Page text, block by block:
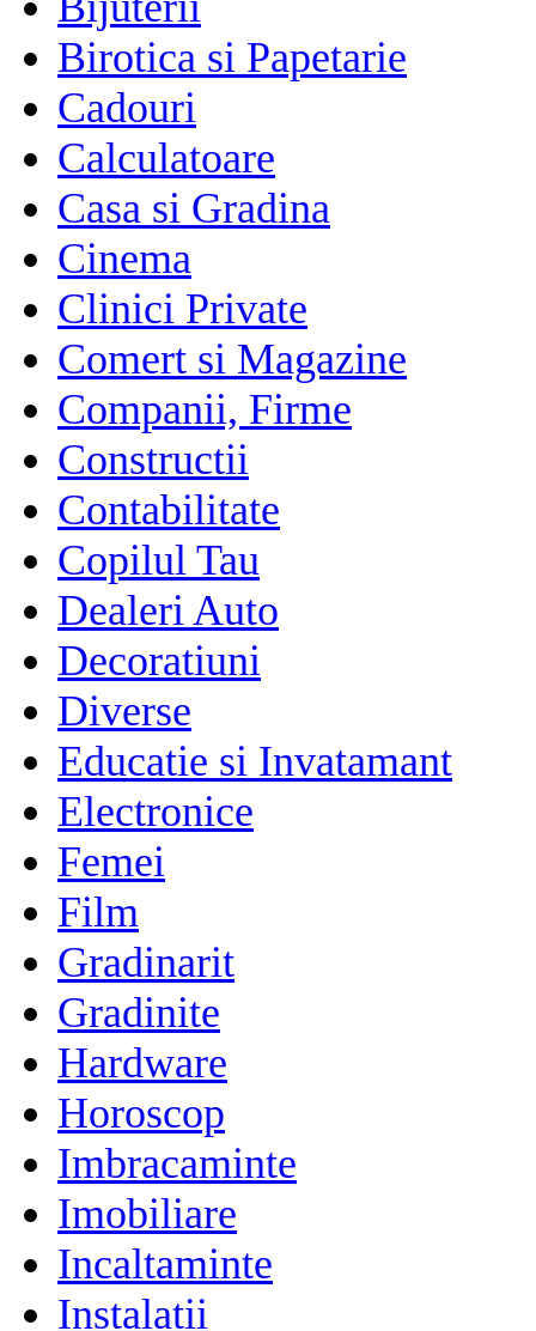
Birotica si Papetarie
Cadouri
Calculatoare
Casa si Gradina
Cinema
Clinici Private
Comert si Magazine
Companii, Firme
Constructii
Contabilitate
Copilul Tau
Dealeri Auto
Decoratiuni
Diverse
Educatie si Invatamant
Electronice
Femei
Film
Gradinarit
Gradinite
Hardware
Horoscop
Imbracaminte
Imobiliare
Incaltaminte
Instalatii